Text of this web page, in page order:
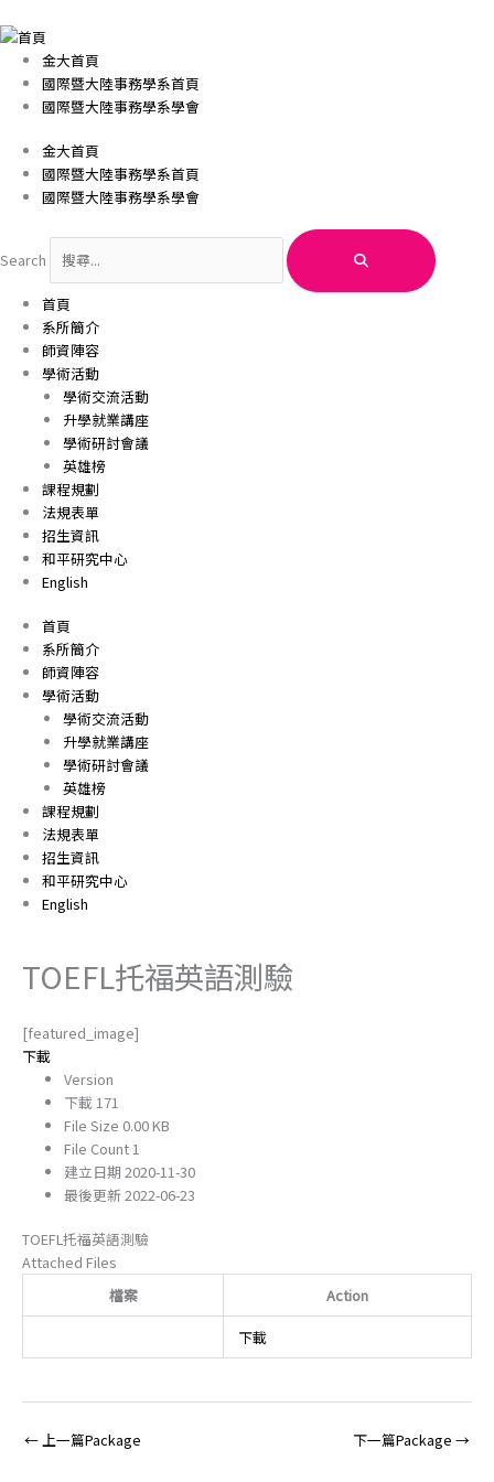
至
金大首頁
國際暨大陸事務學系首頁
國際暨大陸事務學系學會
金大首頁
國際暨大陸事務學系首頁
國際暨大陸事務學系學會
Search
首頁
系所簡介
師資陣容
學術活動
學術交流活動
升學就業講座
學術研討會議
英雄榜
課程規劃
法規表單
招生資訊
和平研究中心
English
首頁
系所簡介
師資陣容
學術活動
學術交流活動
升學就業講座
學術研討會議
英雄榜
課程規劃
法規表單
招生資訊
和平研究中心
English
TOEFL托福英語測驗
[featured_image]
下載
Version
下載171
File Size 0.00 KB
File Count1
建立日期2020-11-30
最後更新2022-06-23
TOEFL托福英語測驗
Attached Files
檔案
Action
下載
←上一篇Package 下一篇Package →